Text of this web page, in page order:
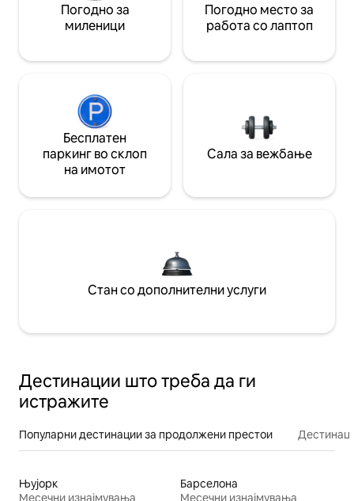
Погодно за
миленици
Погодно место за
работа со лаптоп
Бесплатен
паркинг во склоп
на имотот
Сала за вежбање
Стан со дополнителни услуги
Дестинации што треба да ги
истражите
Популарни дестинации за продолжени престои
Њујорк
Месечни изнајмувања
Барселона
Месечни изнајмувања